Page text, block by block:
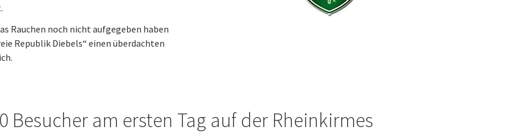
Rauchen noch nicht aufgegeben haben
Republik Diebels“ einen überdachten
Besucher am ersten Tag auf der Rheinkirmes